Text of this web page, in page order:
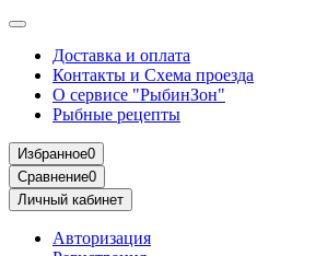
Доставка и оплата
Контакты и Схема проезда
О сервисе "РыбинЗон"
Рыбные рецепты
Избранное0
Сравнение0
Личный кабинет
Авторизация